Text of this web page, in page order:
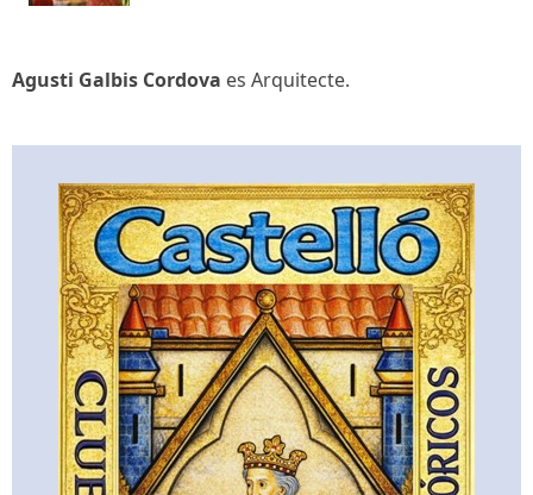
Agusti Galbis Cordova es Arquitecte.